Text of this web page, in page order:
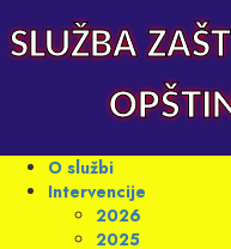
to
content
SLUŽBA
Primary
Menu
O službi
Intervencije
2026
2025